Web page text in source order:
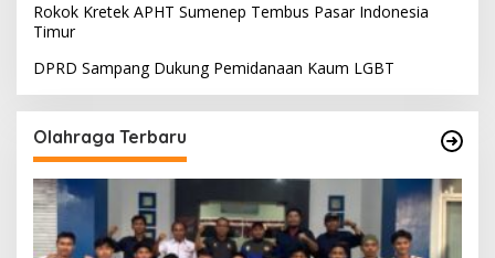
Rokok Kretek APHT Sumenep Tembus Pasar Indonesia
Timur
DPRD Sampang Dukung Pemidanaan Kaum LGBT
Olahraga Terbaru